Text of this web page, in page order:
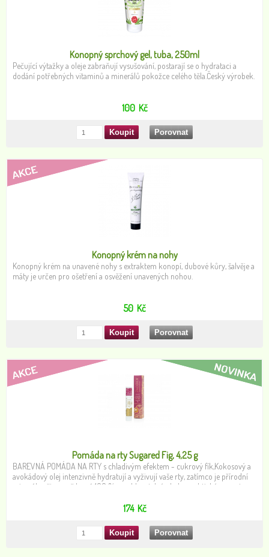
Konopný sprchový gel, tuba, 250ml
Pečující výtažky a oleje zabraňují vysušování, postarají se o hydrataci a
dodání potřebných vitaminů a minerálů pokožce celého těla.Český výrobek.
100 Kč
Konopný krém na nohy
Konopný krém na unavené nohy s extraktem konopí, dubové kůry, šalvěje a
máty je určen pro ošetření a osvěžení unavených nohou.
50 Kč
Pomáda na rty Sugared Fig, 4,25 g
BAREVNÁ POMÁDA NA RTY s chladivým efektem - cukrový fík,Kokosový a
avokádový olej intenzivně hydratují a vyživují vaše rty, zatímco je přírodní
minerály přirozeně barví. 100 % recyklovatelný obal - praktický na cesty a
174 Kč